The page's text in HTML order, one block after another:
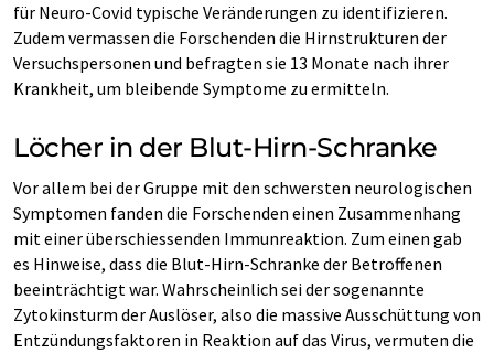
für Neuro-Covid typische Veränderungen zu identifizieren.
Zudem vermassen die Forschenden die Hirnstrukturen der
Versuchspersonen und befragten sie 13 Monate nach ihrer
Krankheit, um bleibende Symptome zu ermitteln.
Löcher in der Blut-Hirn-Schranke
Vor allem bei der Gruppe mit den schwersten neurologischen
Symptomen fanden die Forschenden einen Zusammenhang
mit einer überschiessenden Immunreaktion. Zum einen gab
es Hinweise, dass die Blut-Hirn-Schranke der Betroffenen
beeinträchtigt war. Wahrscheinlich sei der sogenannte
Zytokinsturm der Auslöser, also die massive Ausschüttung von
Entzündungsfaktoren in Reaktion auf das Virus, vermuten die